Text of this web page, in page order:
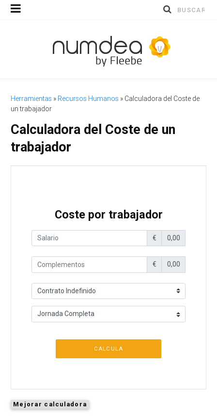
Buscar
Herramientas » Recursos Humanos » Calculadora del Coste de
un trabajador
Calculadora del Coste de un
trabajador
Coste por trabajador
€ 0,00
€ 0,00
CALCULA
Mejorar calculadora